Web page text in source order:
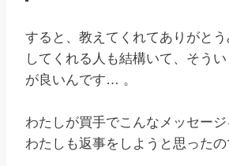
すると、教えてくれてありがと
してくれる人も結構いて、そう
が良いんです… 。
わたしが買手でこんなメッセージ
わたしも返事をしようと思ったの